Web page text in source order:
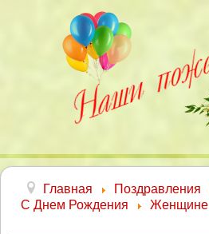
Главная
Поздравления
С Днем Рождения
Женщине